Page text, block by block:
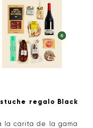
regalo Black
la carita de la gama